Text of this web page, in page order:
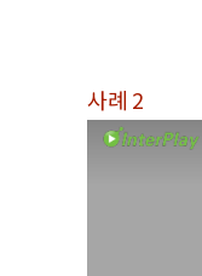
사례 2